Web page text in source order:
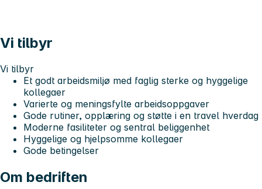
Vi tilbyr
Vi tilbyr
Et godt arbeidsmiljø med faglig sterke og hyggelige
kollegaer
Varierte og meningsfylte arbeidsoppgaver
Gode rutiner, opplæring og støtte i en travel hverdag
Moderne fasiliteter og sentral beliggenhet
Hyggelige og hjelpsomme kollegaer
Gode betingelser
Om bedriften